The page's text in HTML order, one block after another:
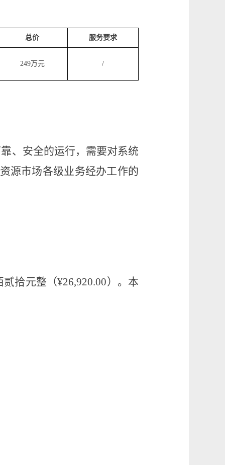
总价 服务要求
249万元 /
、安全的运行，需要对系统
源市场各级业务经办工作的
贰拾元整 （¥26,920.00）。本